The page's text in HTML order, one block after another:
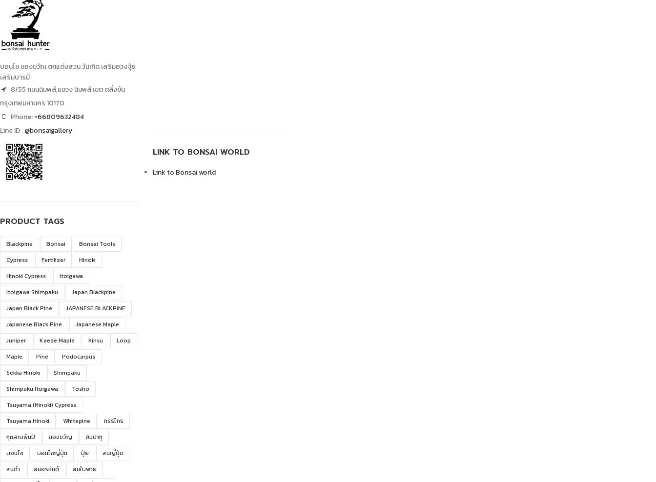
บอนไซ ของขวัญ ตกแต่งสวน วันเกิด เสริมฮวงจุ้ย
เสริมบารมี
8/55 ถนนฉิมพลี,แขวง ฉิมพลี เขต ตลิ่งชัน
กรุงเทพมหานคร 10170
Phone:+66809632484
Line ID :@bonsaigallery
PRODUCT TAGS
Blackpine Bonsai
Bonsai Tools
Cypress
Fertilizer
Hinoki
Hinoki Cypress
Itoigawa
Itoigawa Shimpaku
Japan Blackpine
Japan Black Pine
JAPANESE BLACKPINE
Japanese Black Pine
Japanese Maple
Juniper
Kaede Maple Kinsu
Loop
Maple
Pine
Podocarpus
Sekka Hinoki
Shimpaku
Shimpaku Itoigawa
Tosho
Tsuyama (Hinoki) Cypress
Tsuyama Hinoki
Whitepine
กรรไกร
กุหลาบพันปี
ของขวัญ
ชิมปากุ
บอนไซ
บอนไซญี่ปุ่น ปุ๋ย
สนญี่ปุ่น
สนดำ
สนอรหันต์
สนใบพาย
LINK TO BONSAI WORLD
Link to Bonsai world